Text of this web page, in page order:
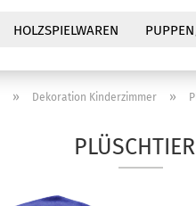
Passwort
HOLZSPIELWAREN
» Dekoration Kinderzimmer »